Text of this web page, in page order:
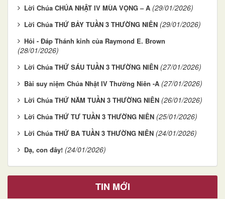
Lời Chúa CHÚA NHẬT IV MÙA VỌNG – A (29/01/2026)
Lời Chúa THỨ BẢY TUẦN 3 THƯỜNG NIÊN (29/01/2026)
Hỏi - Đáp Thánh kinh của Raymond E. Brown
(28/01/2026)
Lời Chúa THỨ SÁU TUẦN 3 THƯỜNG NIÊN (27/01/2026)
Bài suy niệm Chúa Nhật IV Thường Niên -A (27/01/2026)
Lời Chúa THỨ NĂM TUẦN 3 THƯỜNG NIÊN (26/01/2026)
Lời Chúa THỨ TƯ TUẦN 3 THƯỜNG NIÊN (25/01/2026)
Lời Chúa THỨ BA TUẦN 3 THƯỜNG NIÊN (24/01/2026)
Dạ, con đây! (24/01/2026)
TIN MỚI